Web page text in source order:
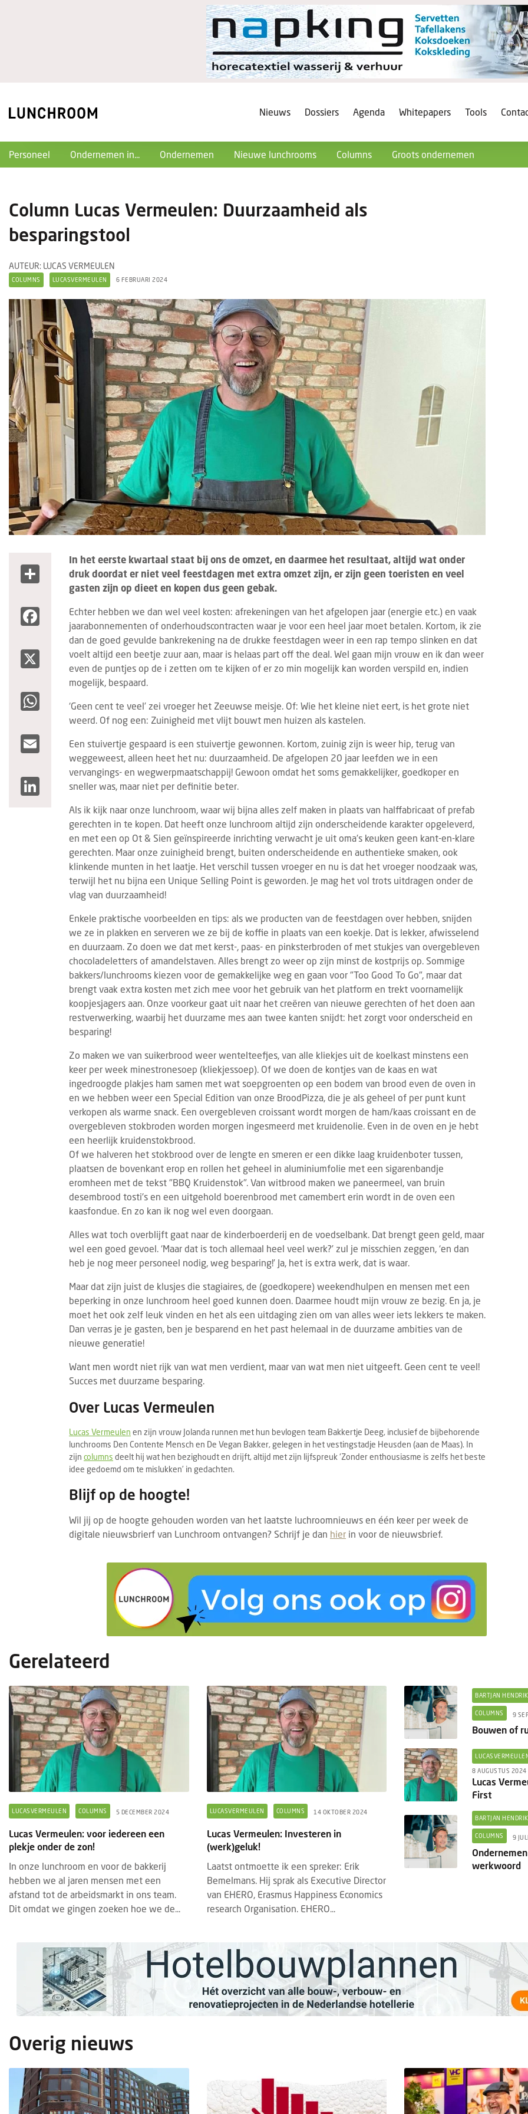
Nieuws Dossiers Agenda Whitepapers Tools
Personeel Ondernemen in... Ondernemen Nieuwe lunchrooms Columns Groots ondernemen
Column Lucas Vermeulen: Duurzaamheid als
besparingstool
AUTEUR: LUCAS VERMEULEN
COLUMNS LUCASVERMEULEN 6 FEBRUARI 2024
Facebook
In het eerste kwartaal staat bij ons de omzet, en daarmee het resultaat, altijd wat onder
druk doordat er niet veel feestdagen met extra omzet zijn, er zijn geen toeristen en veel
gasten zijn op dieet en kopen dus geen gebak.
Echter hebben we dan wel veel kosten: afrekeningen van het afgelopen jaar (energie etc.) en vaak
jaarabonnementen of onderhoudscontracten waar je voor een heel jaar moet betalen. Kortom, ik zie
dan de goed gevulde bankrekening na de drukke feestdagen weer in een rap tempo slinken en dat
voelt altijd een beetje zuur aan, maar is helaas part off the deal. Wel gaan mijn vrouw en ik dan weer
even de puntjes op de i zetten om te kijken of er zo min mogelijk kan worden verspild en, indien
mogelijk, bespaard.
‘Geen cent te veel’ zei vroeger het Zeeuwse meisje. Of: Wie het kleine niet eert, is het grote niet
weerd. Of nog een: Zuinigheid met vlijt bouwt men huizen als kastelen.
Een stuivertje gespaard is een stuivertje gewonnen. Kortom, zuinig zijn is weer hip, terug van
weggeweest, alleen heet het nu: duurzaamheid. De afgelopen 20 jaar leefden we in een
vervangings- en wegwerpmaatschappij! Gewoon omdat het soms gemakkelijker, goedkoper en
sneller was, maar niet per definitie beter.
Als ik kijk naar onze lunchroom, waar wij bijna alles zelf maken in plaats van halffabricaat of prefab
gerechten in te kopen. Dat heeft onze lunchroom altijd zijn onderscheidende karakter opgeleverd,
en met een op Ot & Sien geïnspireerde inrichting verwacht je uit oma's keuken geen kant-en-klare
gerechten. Maar onze zuinigheid brengt, buiten onderscheidende en authentieke smaken, ook
klinkende munten in het laatje. Het verschil tussen vroeger en nu is dat het vroeger noodzaak was,
terwijl het nu bijna een Unique Selling Point is geworden. Je mag het vol trots uitdragen onder de
vlag van duurzaamheid!
Enkele praktische voorbeelden en tips: als we producten van de feestdagen over hebben, snijden
we ze in plakken en serveren we ze bij de koffie in plaats van een koekje. Dat is lekker, afwisselend
en duurzaam. Zo doen we dat met kerst-, paas- en pinksterbroden of met stukjes van overgebleven
chocoladeletters of amandelstaven. Alles brengt zo weer op zijn minst de kostprijs op. Sommige
bakkers/lunchrooms kiezen voor de gemakkelijke weg en gaan voor "Too Good To Go", maar dat
brengt vaak extra kosten met zich mee voor het gebruik van het platform en trekt voornamelijk
koopjesjagers aan. Onze voorkeur gaat uit naar het creëren van nieuwe gerechten of het doen aan
restverwerking, waarbij het duurzame mes aan twee kanten snijdt: het zorgt voor onderscheid en
besparing!
Zo maken we van suikerbrood weer wentelteefjes, van alle kliekjes uit de koelkast minstens een
keer per week minestronesoep (kliekjessoep). Of we doen de kontjes van de kaas en wat
ingedroogde plakjes ham samen met wat soepgroenten op een bodem van brood even de oven in
en we hebben weer een Special Edition van onze BroodPizza, die je als geheel of per punt kunt
verkopen als warme snack. Een overgebleven croissant wordt morgen de ham/kaas croissant en de
overgebleven stokbroden worden morgen ingesmeerd met kruidenolie. Even in de oven en je hebt
een heerlijk kruidenstokbrood.
Of we halveren het stokbrood over de lengte en smeren er een dikke laag kruidenboter tussen,
plaatsen de bovenkant erop en rollen het geheel in aluminiumfolie met een sigarenbandje
eromheen met de tekst "BBQ Kruidenstok". Van witbrood maken we paneermeel, van bruin
desembrood tosti's en een uitgehold boerenbrood met camembert erin wordt in de oven een
kaasfondue. En zo kan ik nog wel even doorgaan.
Alles wat toch overblijft gaat naar de kinderboerderij en de voedselbank. Dat brengt geen geld, maar
wel een goed gevoel. ‘Maar dat is toch allemaal heel veel werk?’ zul je misschien zeggen, ‘en dan
heb je nog meer personeel nodig, weg besparing!’ Ja, het is extra werk, dat is waar.
Maar dat zijn juist de klusjes die stagiaires, de (goedkopere) weekendhulpen en mensen met een
beperking in onze lunchroom heel goed kunnen doen. Daarmee houdt mijn vrouw ze bezig. En ja, je
moet het ook zelf leuk vinden en het als een uitdaging zien om van alles weer iets lekkers te maken.
Dan verras je je gasten, ben je besparend en het past helemaal in de duurzame ambities van de
nieuwe generatie!
Want men wordt niet rijk van wat men verdient, maar van wat men niet uitgeeft. Geen cent te veel!
Succes met duurzame besparing.
Over Lucas Vermeulen
Lucas Vermeulen en zijn vrouw Jolanda runnen met hun bevlogen team Bakkertje Deeg, inclusief de bijbehorende
lunchrooms Den Contente Mensch en De Vegan Bakker, gelegen in het vestingstadje Heusden (aan de Maas). In
zijn columns deelt hij wat hen bezighoudt en drijft, altijd met zijn lijfspreuk ‘Zonder enthousiasme is zelfs het beste
idee gedoemd om te mislukken’ in gedachten.
Blijf op de hoogte!
Wil jij op de hoogte gehouden worden van het laatste luchroomnieuws en één keer per week de
digitale nieuwsbrierf van Lunchroom ontvangen? Schrijf je dan hier in voor de nieuwsbrief.
Gerelateerd
LUCASVERMEULEN COLUMNS 5 DECEMBER 2024
Lucas Vermeulen: voor iedereen een
plekje onder de zon!
In onze lunchroom en voor de bakkerij
hebben we al jaren mensen met een
afstand tot de arbeidsmarkt in ons team.
Dit omdat we gingen zoeken hoe we de...
LUCASVERMEULEN COLUMNS 14 OKTOBER 2024
Lucas Vermeulen: Investeren in
(werk)geluk!
Laatst ontmoette ik een spreker: Erik
Bemelmans. Hij sprak als Executive Director
van EHERO, Erasmus Happiness Economics
research Organisation. EHERO...
BARTJAN
COLUMNS 9
Bouwen of
8 AUGUSTUS 2024
Lucas
First
BARTJAN
COLUMNS 9
werkwoord
Overig nieuws
FRANCHISEKETEN OPENING 7 AUGUSTUS 2026
Restaurantketen Zusje heeft haar deuren
geopend in Lelystad
hotspot bij. Zusje Lelystad heeft op
donderdag 6 augustus haar deuren
geopend. Op deze nieuwe locatie kunnen
ga...
EVENTS PRODUCTNIEUWS 7 AUGUSTUS 2026
Gastvrij Rotterdam 2026: laatste
standupdates en must-sees
vindt de 13e editie van Gastvrij Rotterdam
plaats in Rotterdam Ahoy. Het is dé
horecavakbeurs voor ambitieu...
FOOD
Dudok Rotterdam
Dudok. Met de
Breakfast geeft Dudok
BRANDED CONTENT EVENTS 28 JULI 2025
Thematische paviljoens op Gastvrij
Rotterdam belichten horecatrends
Tijdens Gastvrij Rotterdam, van 22 tot en
met 24 september 2025, vormen de
themapaviljoens opnieuw een
BRANDED CONTENT EVENTS 22 JULI 2026
De inschrijving voor de Horecava Awards
2027 is geopend. Vanaf vandaag kunnen
bedrijven, startups en ondernemers uit de
BRANDED CONTENT
2026
Er gaan veel verhalen
zijn lui, minder loyaal en